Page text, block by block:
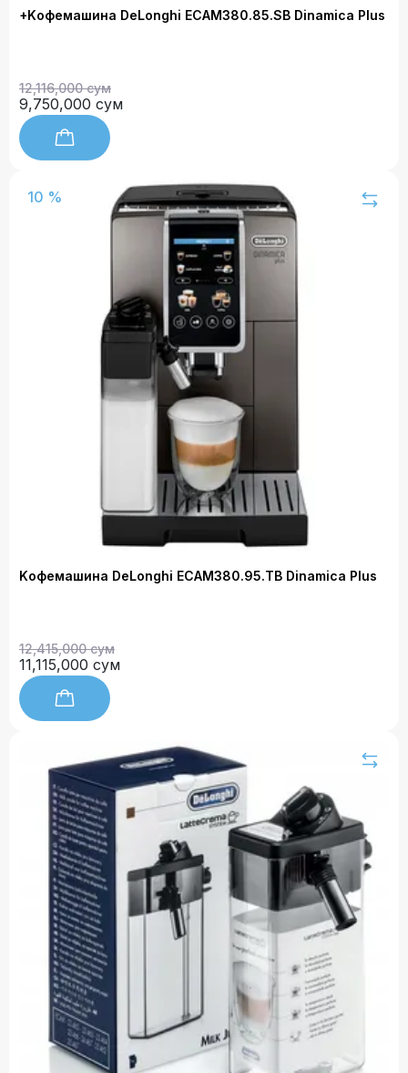
+Kофемашина DeLonghi ECAM380.85.SB Dinamica Plus
12,116,000 сум
9,750,000 сум
10 %
Kофемашина DeLonghi ECAM380.95.TB Dinamica Plus
12,415,000 сум
11,115,000 сум